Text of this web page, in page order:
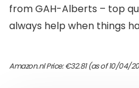
from GAH-Alberts – top
always help when things
Amazon.nl Price:€32.81(as of 10/04/